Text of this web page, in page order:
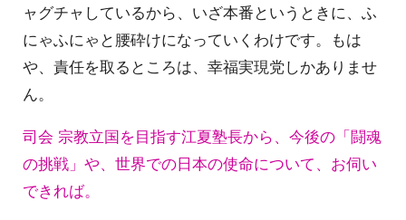
ャグチャしているから、いざ本番というときに、ふ
にゃふにゃと腰砕けになっていくわけです。もは
や、責任を取るところは、幸福実現党しかありませ
ん。
司会 宗教立国を目指す江夏塾長から、今後の「闘魂
の挑戦」や、世界での日本の使命について、お伺い
できれば。